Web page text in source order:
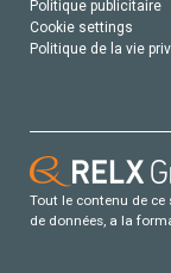
Politique publicitaire
Cookie settings
Politique de la vie
Tout le contenu de
de données, a la